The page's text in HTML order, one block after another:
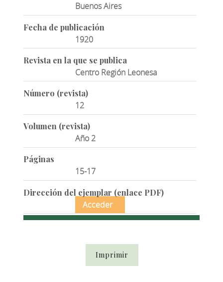
Buenos Aires
Fecha de publicación
1920
Revista en la que se publica
Centro Región Leonesa
Número (revista)
12
Volumen (revista)
Año 2
Páginas
15-17
Dirección del ejemplar (enlace PDF)
Acceder
Imprimir